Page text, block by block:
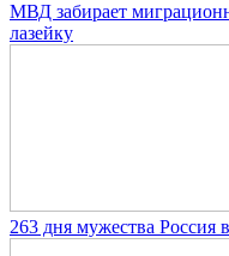
МВД забирает
лазейку
263 дня мужества Россия